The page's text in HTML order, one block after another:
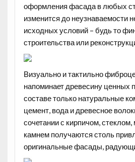
оформления фасада в любых
изменится до неузнаваемости
исходных условий – будь то
строительства или
Визуально и тактильно
напоминает древесину ценных
составе только натуральные
цемент, вода и древесное
сочетании с кирпичом,
камнем получаются столь
оригинальные фасады,